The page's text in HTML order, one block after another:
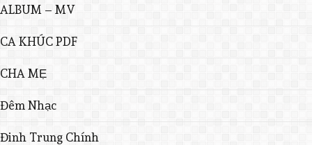
ALBUM – MV
CA KHÚC PDF
CHA MẸ
Đêm Nhạc
Đinh Trung Chính